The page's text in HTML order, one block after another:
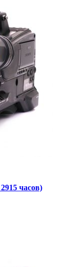
часов)